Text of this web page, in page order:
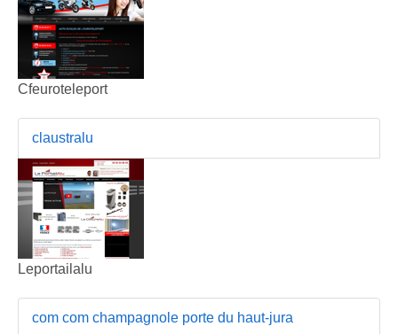
Cfeuroteleport
claustralu
Leportailalu
com com champagnole porte du haut-jura